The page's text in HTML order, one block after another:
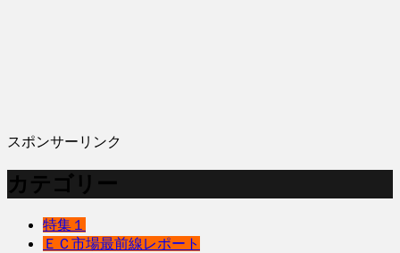
スポンサーリンク
カテゴリー
特集１
ＥＣ市場最前線レポート